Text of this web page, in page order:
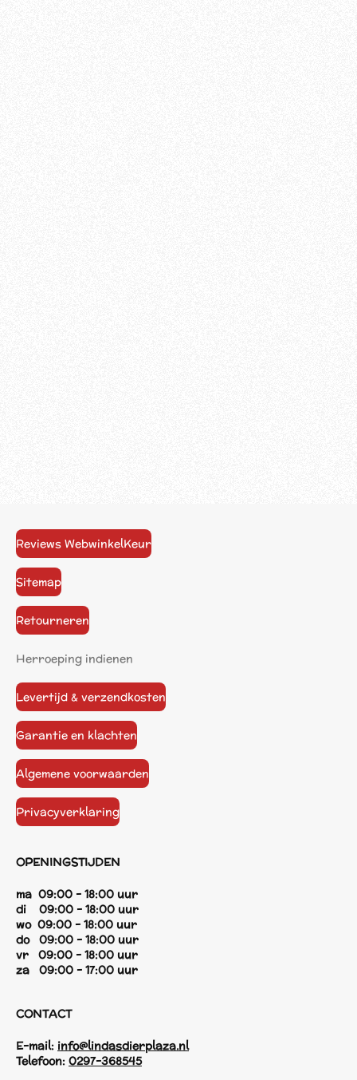
Reviews WebwinkelKeur
Sitemap
Retourneren
Herroeping indienen
Levertijd & verzendkosten
Garantie en klachten
Algemene voorwaarden
Privacyverklaring
OPENINGSTIJDEN
ma 09:00 - 18:00 uur
di 09:00 - 18:00 uur
wo 09:00 - 18:00 uur
do 09:00 - 18:00 uur
vr 09:00 - 18:00 uur
za 09:00 - 17:00 uur
CONTACT
E-mail: info@lindasdierplaza.nl
Telefoon: 0297-368545